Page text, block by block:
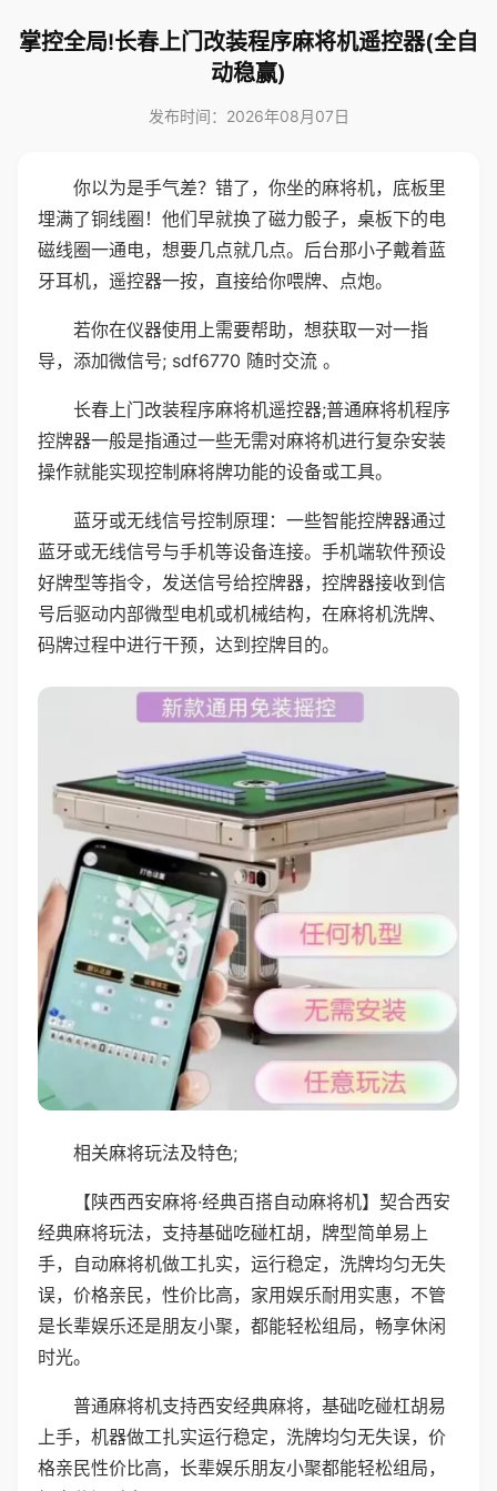
掌控全局!长春上门改装程序麻将机遥控器(全自
动稳赢)
发布时间：2026年08月07日
你以为是手气差？错了，你坐的麻将机，底板里
埋满了铜线圈！他们早就换了磁力骰子，桌板下的电
磁线圈一通电，想要几点就几点。后台那小子戴着蓝
牙耳机，遥控器一按，直接给你喂牌、点炮。
若你在仪器使用上需要帮助，想获取一对一指
导，添加微信号; sdf6770 随时交流 。
长春上门改装程序麻将机遥控器;普通麻将机程序
控牌器一般是指通过一些无需对麻将机进行复杂安装
操作就能实现控制麻将牌功能的设备或工具。
蓝牙或无线信号控制原理：一些智能控牌器通过
蓝牙或无线信号与手机等设备连接。手机端软件预设
好牌型等指令，发送信号给控牌器，控牌器接收到信
号后驱动内部微型电机或机械结构，在麻将机洗牌、
码牌过程中进行干预，达到控牌目的。
相关麻将玩法及特色;
【陕西西安麻将·经典百搭自动麻将机】契合西安
经典麻将玩法，支持基础吃碰杠胡，牌型简单易上
手，自动麻将机做工扎实，运行稳定，洗牌均匀无失
误，价格亲民，性价比高，家用娱乐耐用实惠，不管
是长辈娱乐还是朋友小聚，都能轻松组局，畅享休闲
时光。
普通麻将机支持西安经典麻将，基础吃碰杠胡易
上手，机器做工扎实运行稳定，洗牌均匀无失误，价
格亲民性价比高，长辈娱乐朋友小聚都能轻松组局，